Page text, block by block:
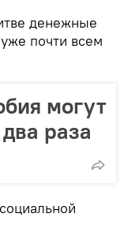
денежные
почти всем
могут
раза